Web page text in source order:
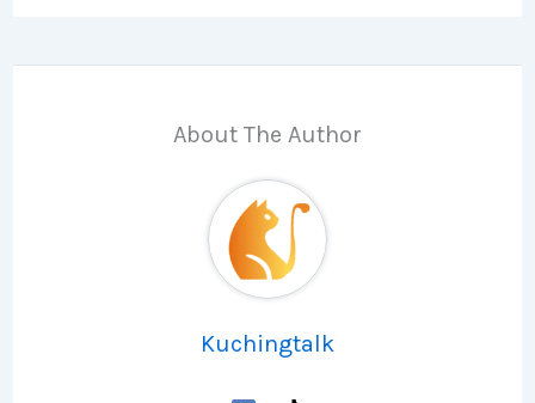
About The Author
Kuchingtalk